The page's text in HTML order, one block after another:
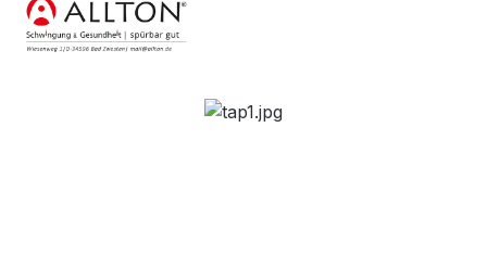
Bildergalerie überspringen